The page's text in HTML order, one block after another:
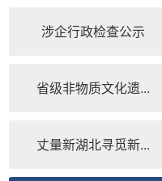
涉企行政检查公示
省级非物质文化遗...
丈量新湖北寻觅新...